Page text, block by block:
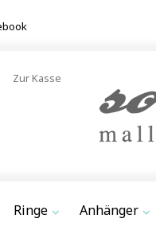
Zur Kasse
Ringe Anhänger